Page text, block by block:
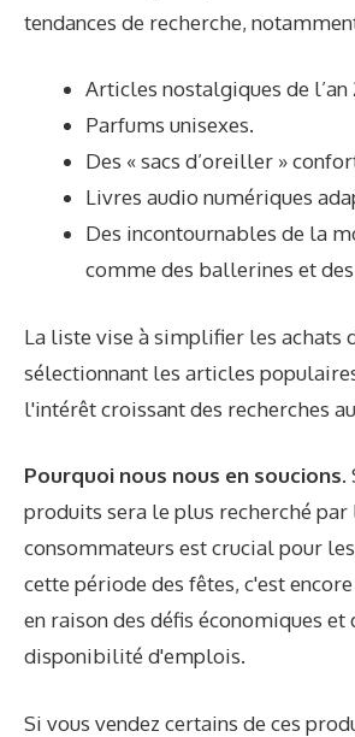
tendances de recherche,
Articles nostalgiques de l’an
Parfums unisexes.
Des « sacs d’oreiller »
Livres audio numériques
Des incontournables de la
comme des ballerines et
La liste vise à simplifier les achats
sélectionnant les articles
l'intérêt croissant des recherches
Pourquoi nous nous en soucions.
produits sera le plus recherché par
consommateurs est crucial pour
cette période des fêtes, c'est
en raison des défis économiques et
disponibilité d'emplois.
Si vous vendez certains de ces